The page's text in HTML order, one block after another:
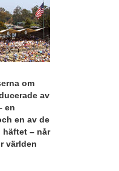
om
av
en
en av de
häftet – når
världen